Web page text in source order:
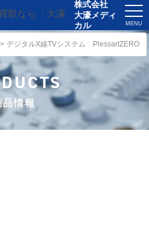
株式会社
大濠メディ
カル
デジタルX線TVシステム PlessartZERO
品情報